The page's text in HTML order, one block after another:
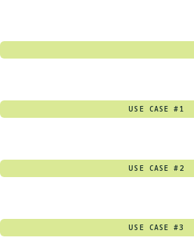
USE CASE #1
USE CASE #2
USE CASE #3